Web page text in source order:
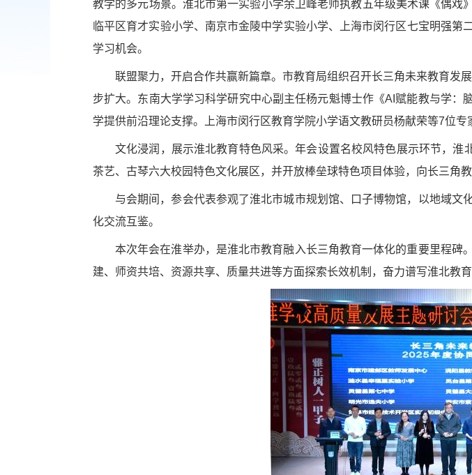
教学的多元场景。淮北市第一实验小学余卫峰老师执教五年级美术课《偶
临平区育才实验小学、南京市金陵中学实验小学、上海市闵行区七宝明强
学习机会。
联盟聚力，开启合作共赢新篇章。市教育局组织召开长三角未来教育发
步扩大。东南大学学习科学研究中心副主任杨元魁博士作《AI赋能教与学
学提供前沿理论支撑。上海市闵行区教育学院小学语文教研员杨献荣等7位
文化浸润，展示淮北教育特色风采。年会设置名校风特色展示环节，淮
茶艺、古琴六大校园特色文化展区，并开放棒垒球特色项目体验，向长三角
与会期间，参会代表参观了淮北市城市规划馆、口子博物馆，以地域
化交流互鉴。
本次年会在淮举办，是淮北市教育融入长三角教育一体化的重要里程
建、师资共培、资源共享、质量共进等方面探索长效机制，奋力谱写淮北教